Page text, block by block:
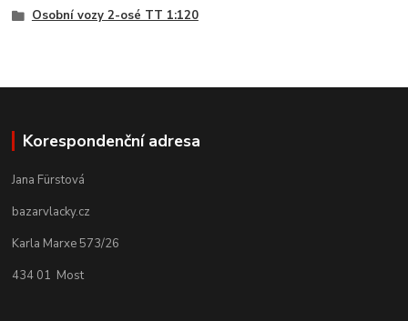
Osobní vozy 2-osé TT 1:120
Korespondenční adresa
Jana Fürstová
bazarvlacky.cz
Karla Marxe 573/26
434 01 Most